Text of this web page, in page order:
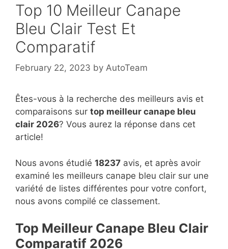
Top 10 Meilleur Canape
Bleu Clair Test Et
Comparatif
February 22, 2023 by AutoTeam
Êtes-vous à la recherche des meilleurs avis et
comparaisons sur top meilleur canape bleu
clair 2026? Vous aurez la réponse dans cet
article!
Nous avons étudié 18237 avis, et après avoir
examiné les meilleurs canape bleu clair sur une
variété de listes différentes pour votre confort,
nous avons compilé ce classement.
Top Meilleur Canape Bleu Clair
Comparatif 2026